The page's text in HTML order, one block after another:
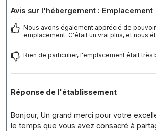
Avis sur l'hébergement : Emplacement
Nous avons également apprécié de
emplacement. C'était un vrai plus, et nous ét
Rien de particulier, l'emplacement était très
Réponse de l'établissement
Bonjour, Un grand merci pour votre
le temps que vous avez consacré à